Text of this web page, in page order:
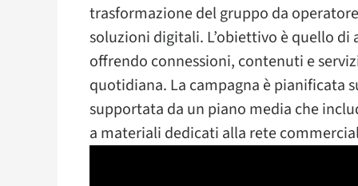
trasformazione del gruppo da
soluzioni digitali. L’obiettivo è quello
offrendo connessioni, contenuti e
quotidiana. La campagna è pianificata
supportata da un piano media che
a materiali dedicati alla rete